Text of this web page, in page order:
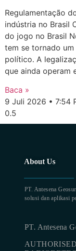
Regulamentação
indústria no Brasil
do jogo no Brasil
tem se tornado
político. A
que ainda operam
Baca »
9 Juli 2026
7:54
About Us
PT. Antesena
solusi dan aplikasi
PT. Antesena